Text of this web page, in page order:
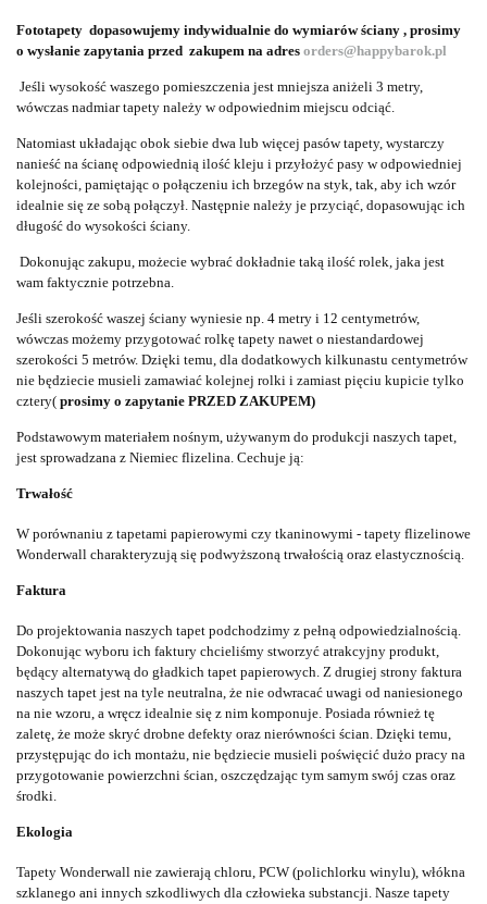
Fototapety dopasowujemy indywidualnie do wymiarów ściany , prosimy
o wysłanie zapytania przed zakupem na adres orders@happybarok.pl
Jeśli wysokość waszego pomieszczenia jest mniejsza aniżeli 3 metry,
wówczas nadmiar tapety należy w odpowiednim miejscu odciąć.
Natomiast układając obok siebie dwa lub więcej pasów tapety, wystarczy
nanieść na ścianę odpowiednią ilość kleju i przyłożyć pasy w odpowiedniej
kolejności, pamiętając o połączeniu ich brzegów na styk, tak, aby ich wzór
idealnie się ze sobą połączył. Następnie należy je przyciąć, dopasowując ich
długość do wysokości ściany.
Dokonując zakupu, możecie wybrać dokładnie taką ilość rolek, jaka jest
wam faktycznie potrzebna.
Jeśli szerokość waszej ściany wyniesie np. 4 metry i 12 centymetrów,
wówczas możemy przygotować rolkę tapety nawet o niestandardowej
szerokości 5 metrów. Dzięki temu, dla dodatkowych kilkunastu centymetrów
nie będziecie musieli zamawiać kolejnej rolki i zamiast pięciu kupicie tylko
cztery( prosimy o zapytanie PRZED ZAKUPEM)
Podstawowym materiałem nośnym, używanym do produkcji naszych tapet,
jest sprowadzana z Niemiec flizelina. Cechuje ją:
Trwałość
W porównaniu z tapetami papierowymi czy tkaninowymi - tapety flizelinowe
Wonderwall charakteryzują się podwyższoną trwałością oraz elastycznością.
Faktura
Do projektowania naszych tapet podchodzimy z pełną odpowiedzialnością.
Dokonując wyboru ich faktury chcieliśmy stworzyć atrakcyjny produkt,
będący alternatywą do gładkich tapet papierowych. Z drugiej strony faktura
naszych tapet jest na tyle neutralna, że nie odwracać uwagi od naniesionego
na nie wzoru, a wręcz idealnie się z nim komponuje. Posiada również tę
zaletę, że może skryć drobne defekty oraz nierówności ścian. Dzięki temu,
przystępując do ich montażu, nie będziecie musieli poświęcić dużo pracy na
przygotowanie powierzchni ścian, oszczędzając tym samym swój czas oraz
środki.
Ekologia
Tapety Wonderwall nie zawierają chloru, PCW (polichlorku winylu), włókna
szklanego ani innych szkodliwych dla człowieka substancji. Nasze tapety